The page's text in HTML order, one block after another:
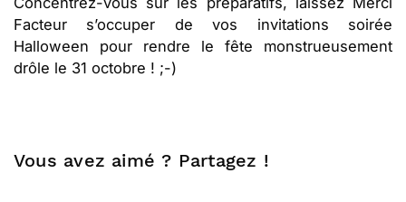
Facteur s’occuper de vos invitations soirée
Halloween pour rendre le fête monstrueusement
drôle le 31 octobre ! ;-)
Vous avez aimé ? Partagez !